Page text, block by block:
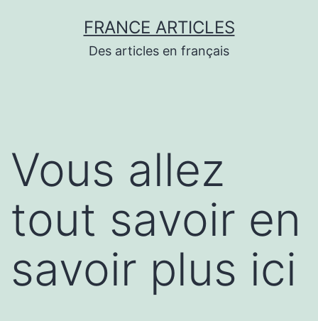
FRANCE ARTICLES
Des articles en français
Vous allez
tout savoir en
savoir plus ici